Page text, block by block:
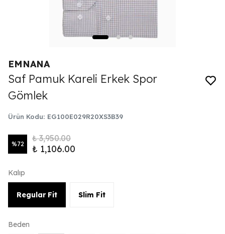
EMNANA
Saf Pamuk Kareli Erkek Spor
Gömlek
Ürün Kodu: EG100E029R20XS3B39
%72
₺ 3,950.00
₺ 1,106.00
Kalıp
Regular Fit Slim Fit
Beden